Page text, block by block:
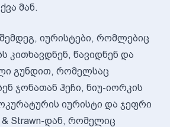
მან.
იურისტები, რომლებიც
კითხავდნენ, წავიდნენ და
გუნდით, რომელსაც
ჯონათან ჰეჩი, ნიუ-იორკის
იურისტი და ჯეფრი
& Strawn-დან, რომელიც